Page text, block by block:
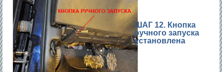
ШАГ 12. Кнопка
ручного запуска
установлена